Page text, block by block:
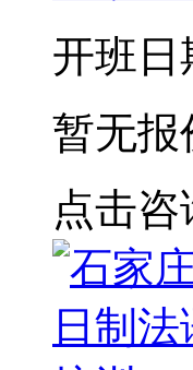
开班日
暂无报
点击咨